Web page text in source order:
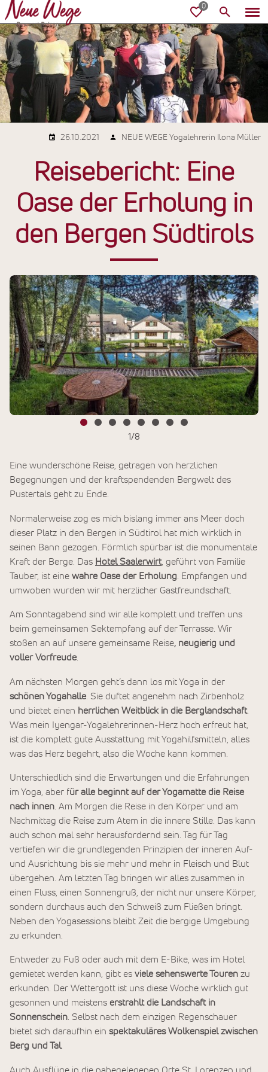
26.10.2021 NEUE WEGE Yogalehrerin Ilona Müller
Reisebericht: Eine
Oase der Erholung in
den Bergen Südtirols
1 /8
Eine wunderschöne Reise, getragen von herzlichen
Begegnungen und der kraftspendenden Bergwelt des
Pustertals geht zu Ende.
Normalerweise zog es mich bislang immer ans Meer doch
dieser Platz in den Bergen in Südtirol hat mich wirklich in
seinen Bann gezogen. Förmlich spürbar ist die monumentale
Kraft der Berge. Das Hotel Saalerwirt, geführt von Familie
Tauber, ist eine wahre Oase der Erholung . Empfangen und
umwoben wurden wir mit herzlicher Gastfreundschaft.
Am Sonntagabend sind wir alle komplett und treffen uns
beim gemeinsamen Sektempfang auf der Terrasse. Wir
stoßen an auf unsere gemeinsame Reise, neugierig und
voller Vorfreude
Am nächsten Morgen geht’s dann los mit Yoga in der
schönen Yogahalle . Sie duftet angenehm nach Zirbenholz
und bietet einen herrlichen Weitblick in die Berglandschaft.
Was mein Iyengar-Yogalehrerinnen-Herz hoch erfreut hat,
ist die komplett gute Ausstattung mit Yogahilfsmitteln, alles
was das Herz begehrt, also die Woche kann kommen.
Unterschiedlich sind die Erwartungen und die Erfahrungen
im Yoga, aber für alle beginnt auf der Yogamatte die Reise
nach innen . Am Morgen die Reise in den Körper und am
Nachmittag die Reise zum Atem in die innere Stille. Das kann
auch schon mal sehr herausfordernd sein. Tag für Tag
vertiefen wir die grundlegenden Prinzipien der inneren Auf-
und Ausrichtung bis sie mehr und mehr in Fleisch und Blut
übergehen. Am letzten Tag bringen wir alles zusammen in
einen Fluss, einen Sonnengruß, der nicht nur unsere Körper,
sondern durchaus auch den Schweiß zum Fließen bringt.
Neben den Yogasessions bleibt Zeit die bergige Umgebung
zu erkunden.
Entweder zu Fuß oder auch mit dem E-Bike, was im Hotel
gemietet werden kann, gibt es viele sehenswerte Touren zu
erkunden. Der Wettergott ist uns diese Woche wirklich gut
gesonnen und meistens erstrahlt die Landschaft in
Sonnenschein. Selbst nach dem einzigen Regenschauer
bietet sich daraufhin ein spektakuläres Wolkenspiel zwischen
Berg und Tal.
Auch Ausflüge in die nahegelegenen Orte St. Lorenzen und